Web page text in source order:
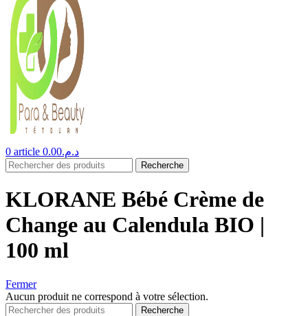
0 article د.م.0.00
Recherche
KLORANE Bébé Crème de
Change au Calendula BIO |
100 ml
Fermer
Aucun produit ne correspond à votre sélection.
Recherche